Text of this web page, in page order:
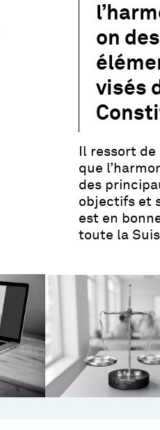
on des
visés
Il ressort
que
des
objectifs et
est en
toute la